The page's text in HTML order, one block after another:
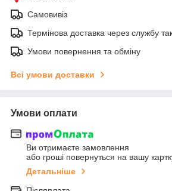
Самовивіз
Термінова доставка через службу
Умови повернення та обміну
Всі умови доставки
Умови оплати
Ви отримаєте замовлення
або гроші повернуться на вашу
Детальніше